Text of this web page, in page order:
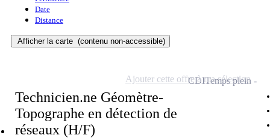
Date
Distance
Afficher la carte (contenu non-accessible)
Technicien.ne Géomètre-
Topographe en détection de
réseaux (H/F)
CDITemps plein
Ajouter cette offre à ma sélection